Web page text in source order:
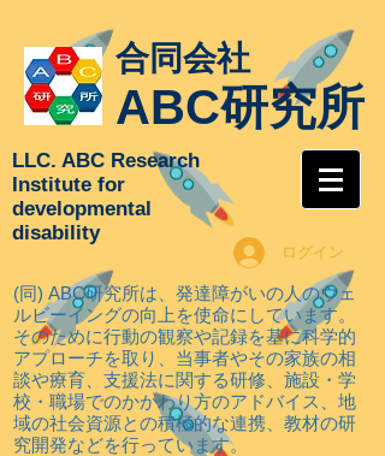
合同会社
ABC研究所
LLC. ABC Research
Institute for
developmental
disability
ログイン
(同) ABC研究所は、発達障がいの人のウェ
ルビーイングの向上を使命にしています。
そのために行動の観察や記録を基に科学的
アプローチを取り
、当事者やその家族の相
談や療育、支援法に関する研修、施設・学
校・職場でのかかわり方のアドバイス、地
域の社会資源との積極的な連携、教材の研
究開発などを行っています。